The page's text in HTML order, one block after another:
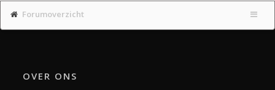
Forumoverzicht
OVER ONS